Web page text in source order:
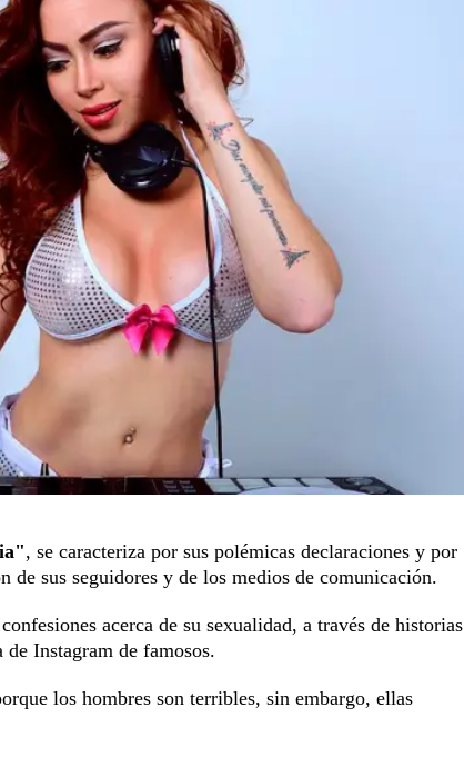
, se caracteriza por sus polémicas declaraciones y por
de sus seguidores y de los medios de comunicación.
acerca de su sexualidad, a través de historias
Instagram de famosos.
los hombres son terribles, sin embargo, ellas